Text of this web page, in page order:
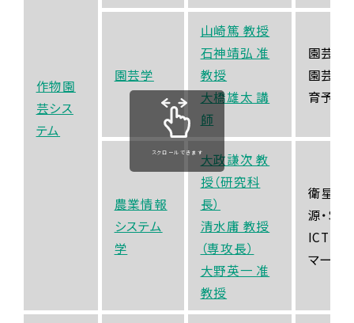
作物園
芸シス
テム
園芸学
山崎篤 教授
石神靖弘 准
教授
大橋雄太 講
師
園芸作
園芸作
育予測
農業情報
システム
学
大政謙次 教
授（研究科
長）
清水庸 教授
（専攻長）
大野英一 准
教授
衛星観
源・
ICTや
マート
スクロールできます